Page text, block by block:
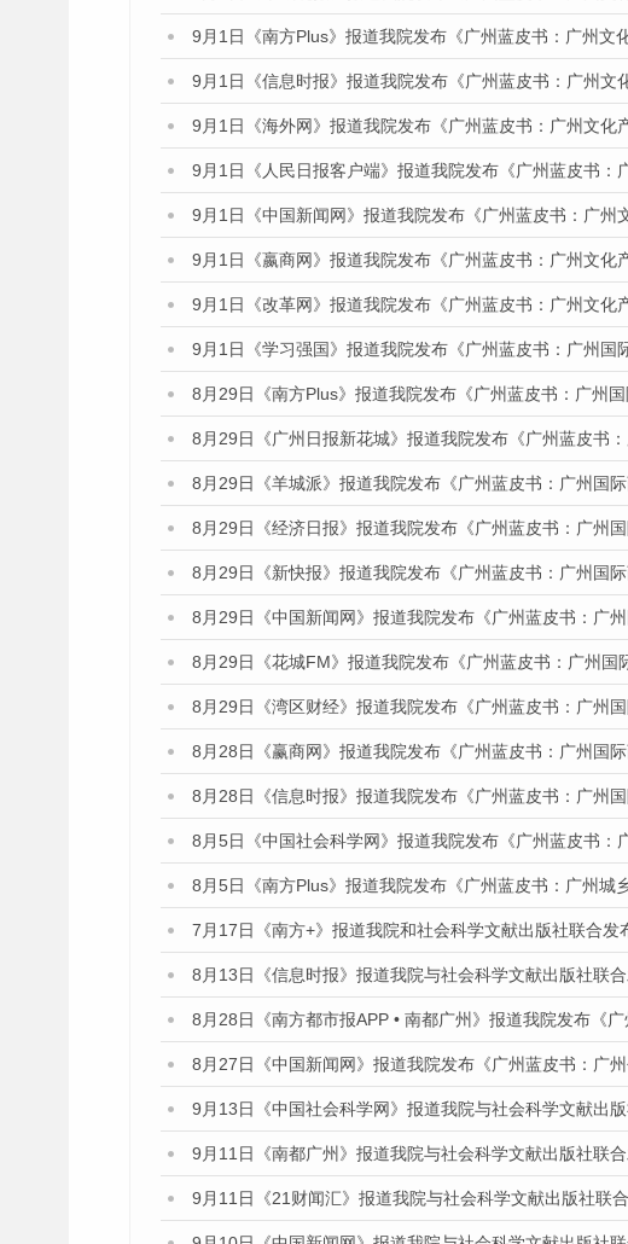
9月1日《南方Plus》报道我院发布《广州蓝皮书：广州文
9月1日《信息时报》报道我院发布《广州蓝皮书：广州文
9月1日《海外网》报道我院发布《广州蓝皮书：广州文化
9月1日《人民日报客户端》报道我院发布《广州蓝皮书
9月1日《中国新闻网》报道我院发布《广州蓝皮书：广州
9月1日《嬴商网》报道我院发布《广州蓝皮书：广州文化
9月1日《改革网》报道我院发布《广州蓝皮书：广州文化
9月1日《学习强国》报道我院发布《广州蓝皮书：广州
8月29日《南方Plus》报道我院发布《广州蓝皮书：广州
8月29日《广州日报新花城》报道我院发布《广州蓝皮书
8月29日《羊城派》报道我院发布《广州蓝皮书：广州国
8月29日《经济日报》报道我院发布《广州蓝皮书：广州
8月29日《新快报》报道我院发布《广州蓝皮书：广州国
8月29日《中国新闻网》报道我院发布《广州蓝皮书：广
8月29日《花城FM》报道我院发布《广州蓝皮书：广州
8月29日《湾区财经》报道我院发布《广州蓝皮书：广州
8月28日《赢商网》报道我院发布《广州蓝皮书：广州国
8月28日《信息时报》报道我院发布《广州蓝皮书：广州
8月5日《中国社会科学网》报道我院发布《广州蓝皮书
8月5日《南方Plus》报道我院发布《广州蓝皮书：广州城
7月17日《南方+》报道我院和社会科学文献出版社联合
8月13日《信息时报》报道我院与社会科学文献出版社联
8月28日《南方都市报APP • 南都广州》报道我院发布《
8月27日《中国新闻网》报道我院发布《广州蓝皮书：广
9月13日《中国社会科学网》报道我院与社会科学文献出
9月11日《南都广州》报道我院与社会科学文献出版社联
9月11日《21财闻汇》报道我院与社会科学文献出版社联